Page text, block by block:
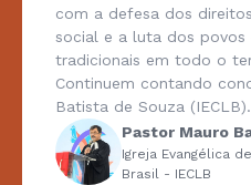
com a defesa dos
social e a luta dos povos
tradicionais em todo o
Continuem contando
Batista de Souza (IECLB).
Pastor Mauro
Igreja Evangélica
Brasil - IECLB